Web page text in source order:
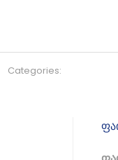
Categories: